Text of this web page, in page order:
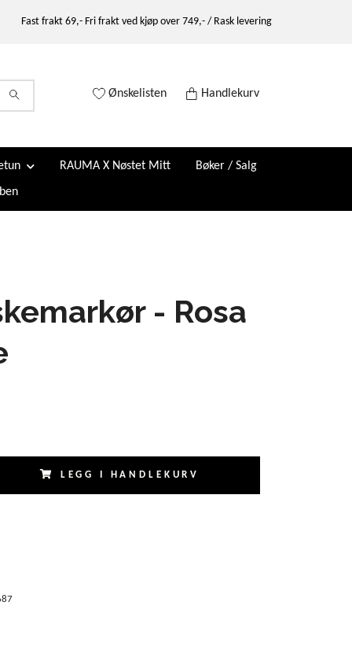
Fast frakt 69,- Fri frakt ved kjøp over 749,- / Rask levering
Ønskelisten Handlekurv
RAUMA X Nøstet Mitt Bøker / Salg
- Rosa
LEGG I HANDLEKURV